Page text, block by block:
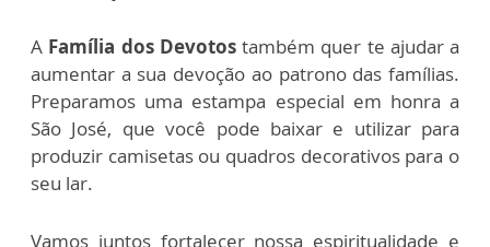
A Família dos Devotostambém quer te ajudar a
aumentar a sua devoção ao patrono das famílias.
Preparamos uma estampa especial em honra a
São José, que você pode baixar e utilizar para
produzir camisetas ou quadros decorativos para o
seu lar.
Vamos juntos fortalecer nossa espiritualidade e